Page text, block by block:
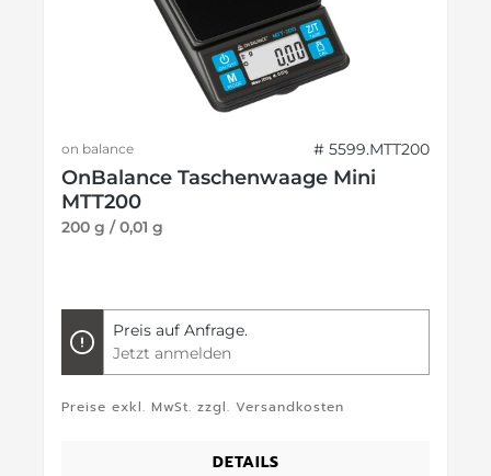
on balance # 5599.MTT200
OnBalance Taschenwaage Mini
MTT200
200 g / 0,01 g
Preis auf Anfrage.
Jetzt anmelden
Preise exkl. MwSt. zzgl. Versandkosten
DETAILS